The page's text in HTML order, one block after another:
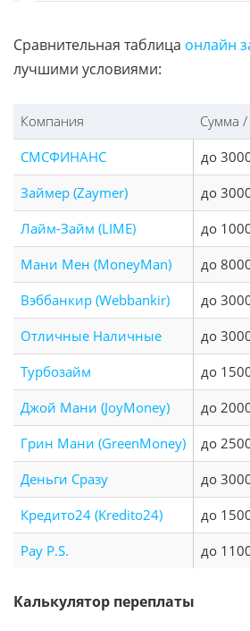
Сравнительная таблица онлайн
лучшими условиями:
Компания Сумма /
СМСФИНАНС
до
Займер (Zaymer)
до
Лайм-Займ (LIME)
до
Мани Мен (MoneyMan)
до
Вэббанкир (Webbankir)
до
Отличные Наличные
до
Турбозайм
до
Джой Мани (JoyMoney)
до
Грин Мани (GreenMoney)
до
Деньги Сразу
до
Кредито24 (Kredito24)
до
Pay P.S.
до
Калькулятор переплаты